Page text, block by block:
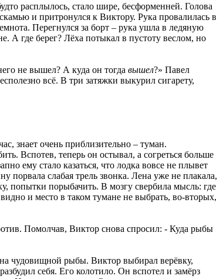
расплылось, стало шире, бесформенней. Голова
и притронулся к Виктору. Рука провалилась в
Перегнулся за борт – рука ушла в ледяную
А где берег? Лёха потыкал в пустоту веслом, но
не вышел? А куда он тогда вышел?» Павел
всё. В три затяжки выкурил сигарету,
знает очень приблизительно – туман.
Вспотев, теперь он остывал, а согреться больше
ему стало казаться, что лодка вовсе не плывет
порвала слабая трель звонка. Лена уже не плакала,
попытки порыбачить. В мозгу свербила мысль: где
и место в таком тумане не выбрать, во-вторых,
Помолчав, Виктор снова спросил: - Куда рыбы
чудовищной рыбы. Виктор выбирал верёвку,
себя. Его колотило. Он вспотел и замёрз